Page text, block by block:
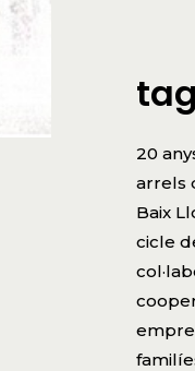
20
arrels
Baix
cicle